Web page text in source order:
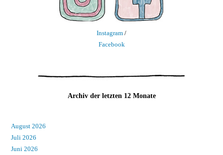
Instagram /
Facebook
Archiv der letzten 12 Monate
August 2026
Juli 2026
Juni 2026